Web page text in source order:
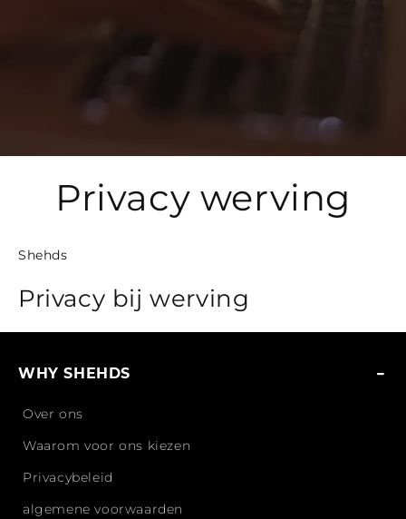
Privacy werving
Shehds
Privacy bij werving
WHY SHEHDS
Over ons
Waarom voor ons kiezen
Privacybeleid
algemene voorwaarden